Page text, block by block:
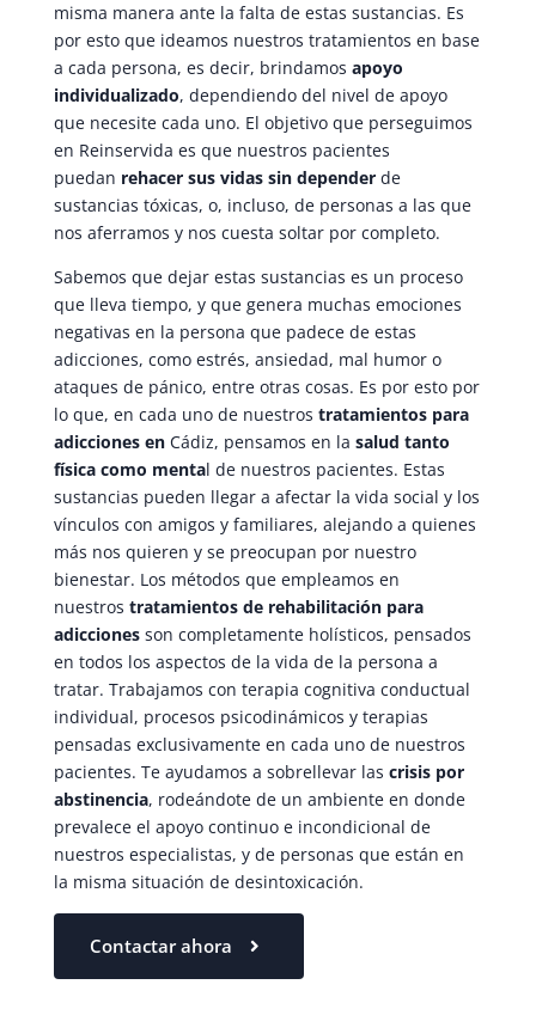
misma manera ante la falta de estas sustancias. Es
por esto que ideamos nuestros tratamientos en base
a cada persona, es decir, brindamos apoyo
individualizado, dependiendo del nivel de apoyo
que necesite cada uno. El objetivo que perseguimos
en Reinservida es que nuestros pacientes
puedan rehacer sus vidas sin dependerde
sustancias tóxicas, o, incluso, de personas a las que
nos aferramos y nos cuesta soltar por completo.
Sabemos que dejar estas sustancias es un proceso
que lleva tiempo, y que genera muchas emociones
negativas en la persona que padece de estas
adicciones, como estrés, ansiedad, mal humor o
ataques de pánico, entre otras cosas. Es por esto por
lo que, en cada uno de nuestros tratamientos para
adicciones en Cádiz, pensamos en la salud tanto
física como mental de nuestros pacientes. Estas
sustancias pueden llegar a afectar la vida social y los
vínculos con amigos y familiares, alejando a quienes
más nos quieren y se preocupan por nuestro
bienestar. Los métodos que empleamos en
nuestros tratamientos de rehabilitación para
adiccionesson completamente holísticos, pensados
en todos los aspectos de la vida de la persona a
tratar. Trabajamos con terapia cognitiva conductual
individual, procesos psicodinámicos y terapias
pensadas exclusivamente en cada uno de nuestros
pacientes. Te ayudamos a sobrellevar las crisis por
abstinencia, rodeándote de un ambiente en donde
prevalece el apoyo continuo e incondicional de
nuestros especialistas, y de personas que están en
la misma situación de desintoxicación.
Contactar ahora